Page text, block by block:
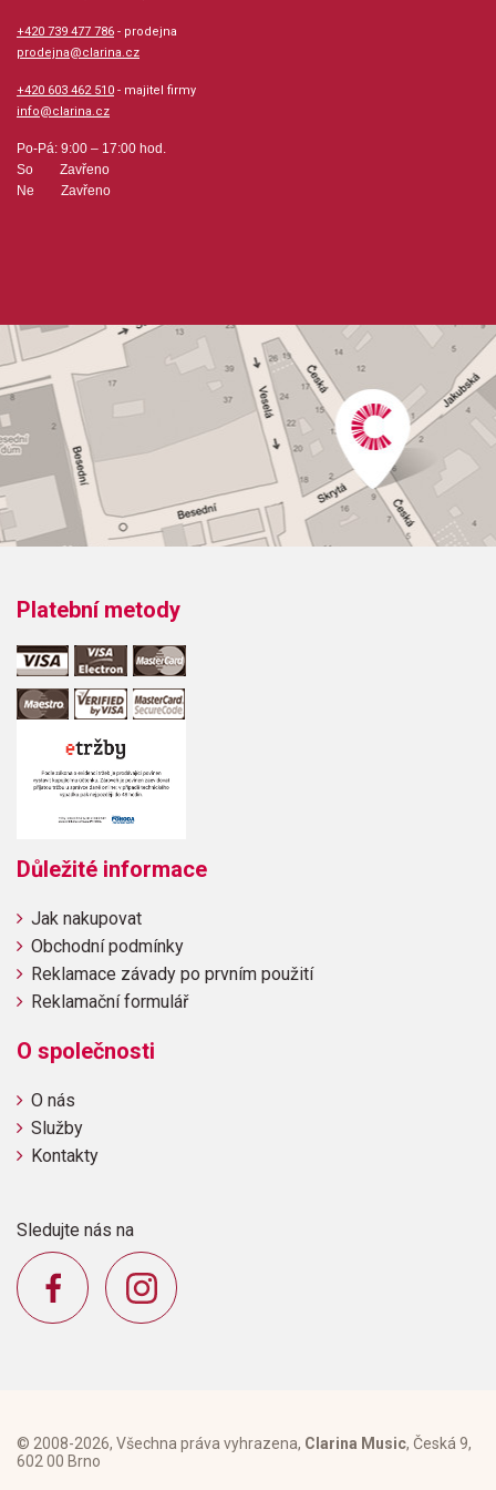
Provedení: sešit - měkká vazba
Série: Alfred's Premier Piano Course
Jazyk: anglicky
Počet stran: 32
hudební úprava: klavír
Obsazení: solo
Odběr minimálně 1 kus
Obsahuje:
+420 739 477 786 - prodejna
prodejna@clarina.cz
+420 603 462 510 - majitel firmy
info@clarina.cz
Po-Pá: 9:00 – 17:00 hod.
So Zavřeno
Ne Zavřeno
Platební metody
Důležité informace
Jak nakupovat
Obchodní podmínky
Reklamace závady po prvním použití
Reklamační formulář
O společnosti
O nás
Služby
Kontakty
Sledujte nás na
© 2008-2026, Všechna práva vyhrazena, Clarina Music, Česká 9,
602 00 Brno